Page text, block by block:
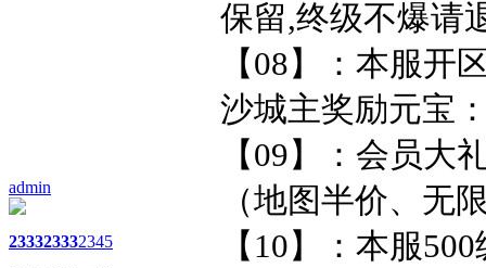
admin
233323332345
保留,终级不爆请
【08】：本服开
沙城主奖励元宝
【09】：会员大
（地图半价、无
【10】：本服